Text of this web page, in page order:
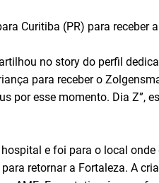
Curitiba (PR) para receber
no story do perfil
para receber o
por esse momento. Dia Z”,
e foi para o local onde
retornar a Fortaleza. A